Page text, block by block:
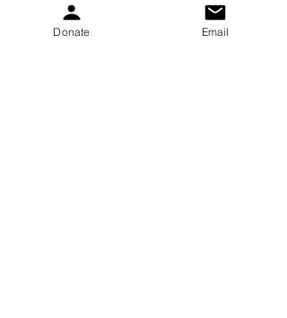
20-5653-043
Donate Email